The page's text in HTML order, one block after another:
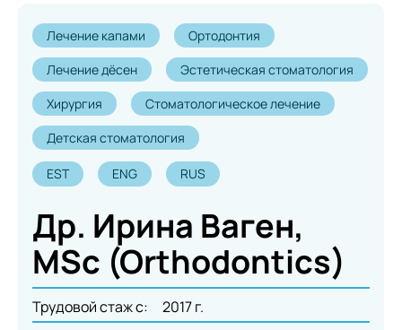
Лечение капами
Ортодонтия
Лечение дёсен
Эстетическая стоматология
Хирургия
Стоматологическое лечение
Детская стоматология
EST ENG RUS
Др. Ирина Ваген,
MSc (Orthodontics)
Трудовой стаж с:
2017 г.